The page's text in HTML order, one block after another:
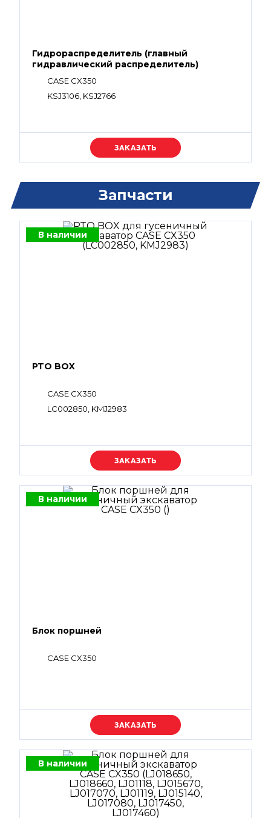
Гидрораспределитель (главный
гидравлический распределитель)
CASE CX350
KSJ3106, KSJ2766
Уточняйте цену
Запчасти
В наличии
PTO BOX
CASE CX350
LC002850, KMJ2983
Уточняйте цену
В наличии
Блок поршней
CASE CX350
Уточняйте цену
В наличии